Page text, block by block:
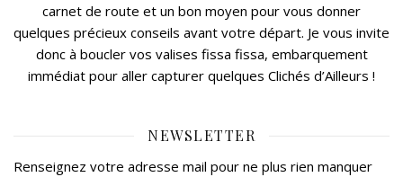
carnet de route et un bon moyen pour vous donner
quelques précieux conseils avant votre départ. Je vous invite
donc à boucler vos valises fissa fissa, embarquement
immédiat pour aller capturer quelques Clichés d’Ailleurs !
NEWSLETTER
Renseignez votre adresse mail pour ne plus rien manquer